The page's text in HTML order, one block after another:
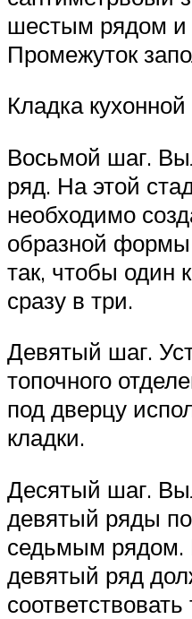
шестым рядом и
Промежуток
Кладка
Восьмой шаг.
ряд. На этой
необходимо
образной формы
так, чтобы один
сразу в три.
Девятый шаг.
топочного
под дверцу
кладки.
Десятый шаг.
девятый ряды
седьмым рядом.
девятый ряд